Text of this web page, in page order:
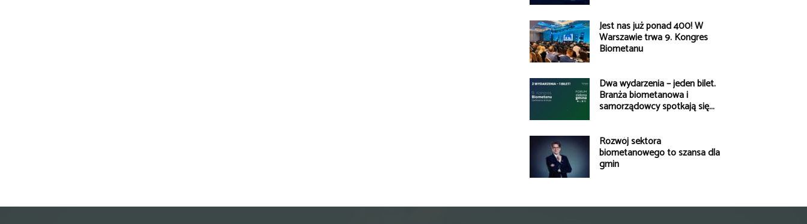
Jest nas już ponad 400! W
Warszawie trwa 9. Kongres
Biometanu
Dwa wydarzenia – jeden bilet.
Branża biometanowa i
samorządowcy spotkają się...
Rozwój sektora
biometanowego to szansa dla
gmin